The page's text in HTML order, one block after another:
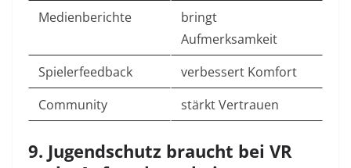
Medienberichte
bringt
Aufmerksamkeit
Spielerfeedback
verbessert Komfort
Community
stärkt Vertrauen
9. Jugendschutz braucht bei VR